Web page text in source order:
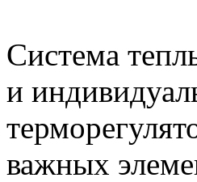
Система
и
важных